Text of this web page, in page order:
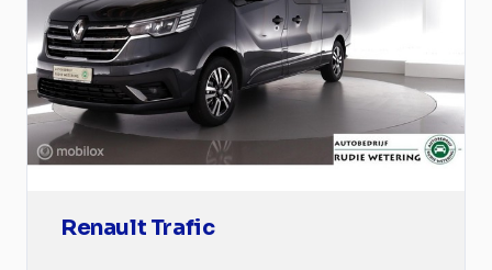
Renault Trafic